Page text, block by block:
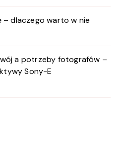
– dlaczego warto w nie
a potrzeby fotografów –
Sony-E